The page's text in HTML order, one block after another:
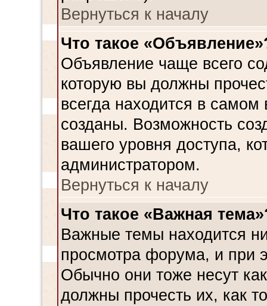
Вернуться к началу
Что такое
Объявление чаще всего
которую вы должны
всегда находится в
созданы. Возможность
вашего уровня доступа,
администратором.
Вернуться к началу
Что такое «Важная
Важные темы находится
просмотра форума, и при
Обычно они тоже несут
должны прочесть их, как